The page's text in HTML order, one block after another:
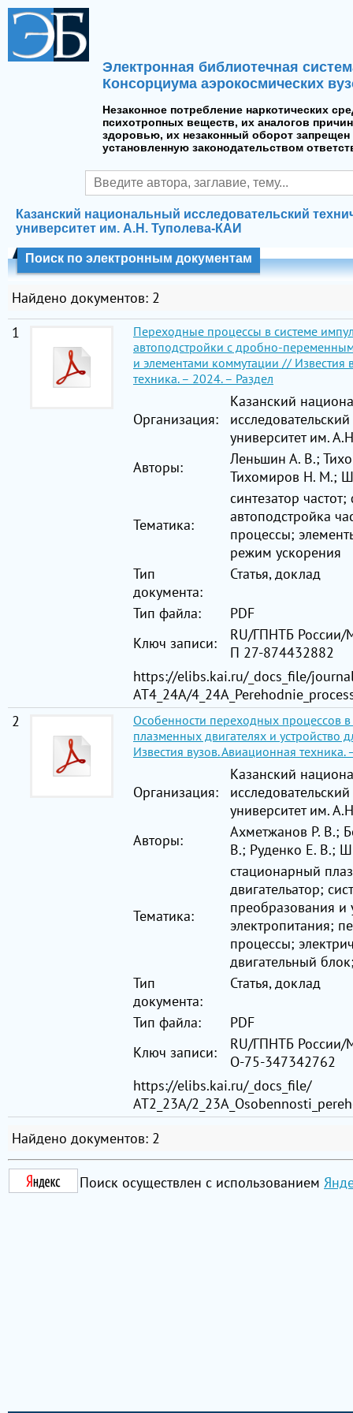
Электронная библиотечная
Консорциума аэрокосмических
Незаконное потребление наркотических
психотропных веществ, их аналогов
здоровью, их незаконный оборот запрещен
установленную законодательством
Казанский национальный исследовательский
университет им. А.Н. Туполева-КАИ
Поиск по электронным документам
Найдено документов: 2
1
Переходные процессы в системе
автоподстройки с дробно-
и элементами коммутации // Известия
техника. – 2024. – Раздел
Организация:
Казанский
университет им.
Авторы:
Леньшин А. В.;
Тихомиров Н. М.;
Тематика:
синтезатор
автоподстройка
процессы;
режим ускорения
Тип
документа:
Статья, доклад
Тип файла:
PDF
Ключ записи:
RU/ГПНТБ России/
П 27-874432882
https://elibs.kai.ru/_docs_file/
АТ4_24A/
2
Особенности переходных процессов
плазменных двигателях и устройство
Известия вузов. Авиационная техника.
Организация:
Казанский
университет им.
Авторы:
Ахметжанов Р. В.;
В.; Руденко Е. В.;
Тематика:
стационарный
двигательатор;
преобразования и
электропитания;
процессы;
двигательный
Тип
документа:
Статья, доклад
Тип файла:
PDF
Ключ записи:
RU/ГПНТБ России/
О-75-347342762
https://elibs.kai.ru/_docs_file/
АТ2_23A/
Найдено документов: 2
Поиск осуществлен с использованием